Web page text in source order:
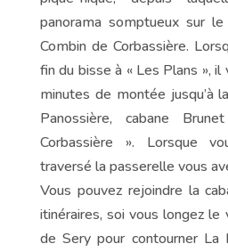
panorama somptueux sur
Combin de Corbassière.
fin du bisse à « Les Plans »,
minutes de montée jusqu’à
Panossière, cabane
Corbassière ». Lorsque
traversé la passerelle vous
Vous pouvez rejoindre la
itinéraires, soi vous longez le
de Sery pour contourner